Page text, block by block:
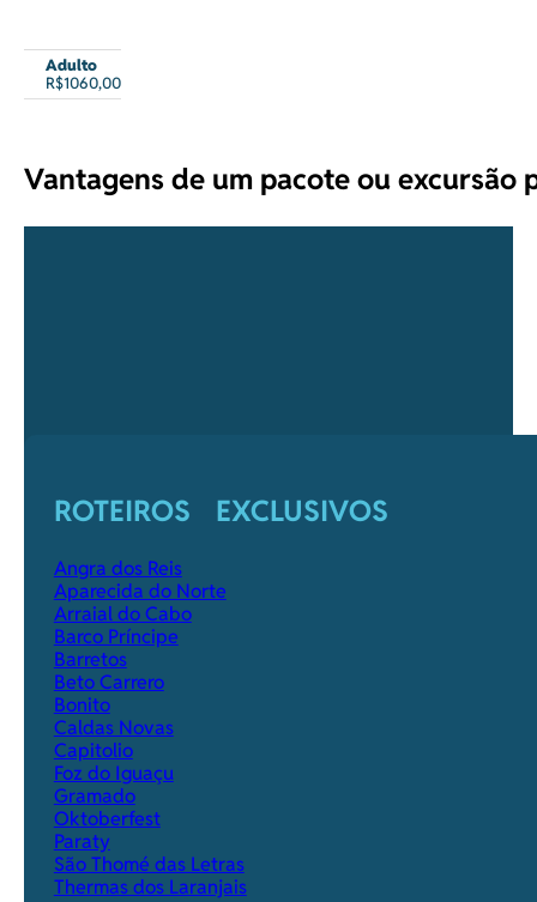
Adulto
R$1060,00
Vantagens de um pacote ou excursão
ROTEIROS EXCLUSIVOS
Angra dos Reis
Aparecida do Norte
Arraial do Cabo
Barco Príncipe
Barretos
Beto Carrero
Bonito
Caldas Novas
Capitolio
Foz do Iguaçu
Gramado
Oktoberfest
Paraty
São Thomé das Letras
Thermas dos Laranjais